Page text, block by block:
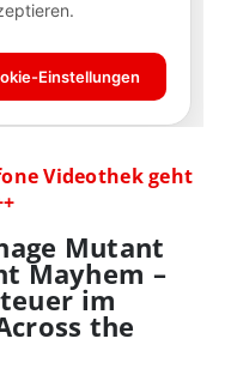
Videothek geht
Mutant
Mayhem –
im
the